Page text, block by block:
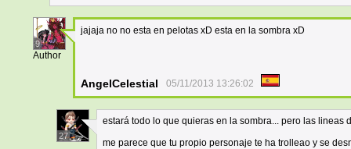
9
Author
jajaja no no esta en pelotas xD esta en la sombra xD
AngelCelestial 05/11/2013 13:26:02
27
estará todo lo que quieras en la sombra... pero las
me parece que tu propio personaje te ha trolleao y se